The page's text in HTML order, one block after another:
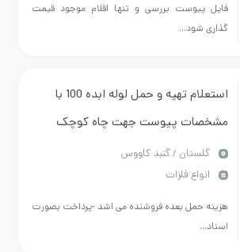
بررسی و تنها اقلام موجود قیمت
استعلام تهیه و حمل لوله ابده 100 با
جهت چاه کوچک
/ گنبد کاووس
فروشنده می اشد -پرداخت بصورت